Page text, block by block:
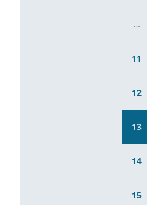
…
11
12
13
14
15